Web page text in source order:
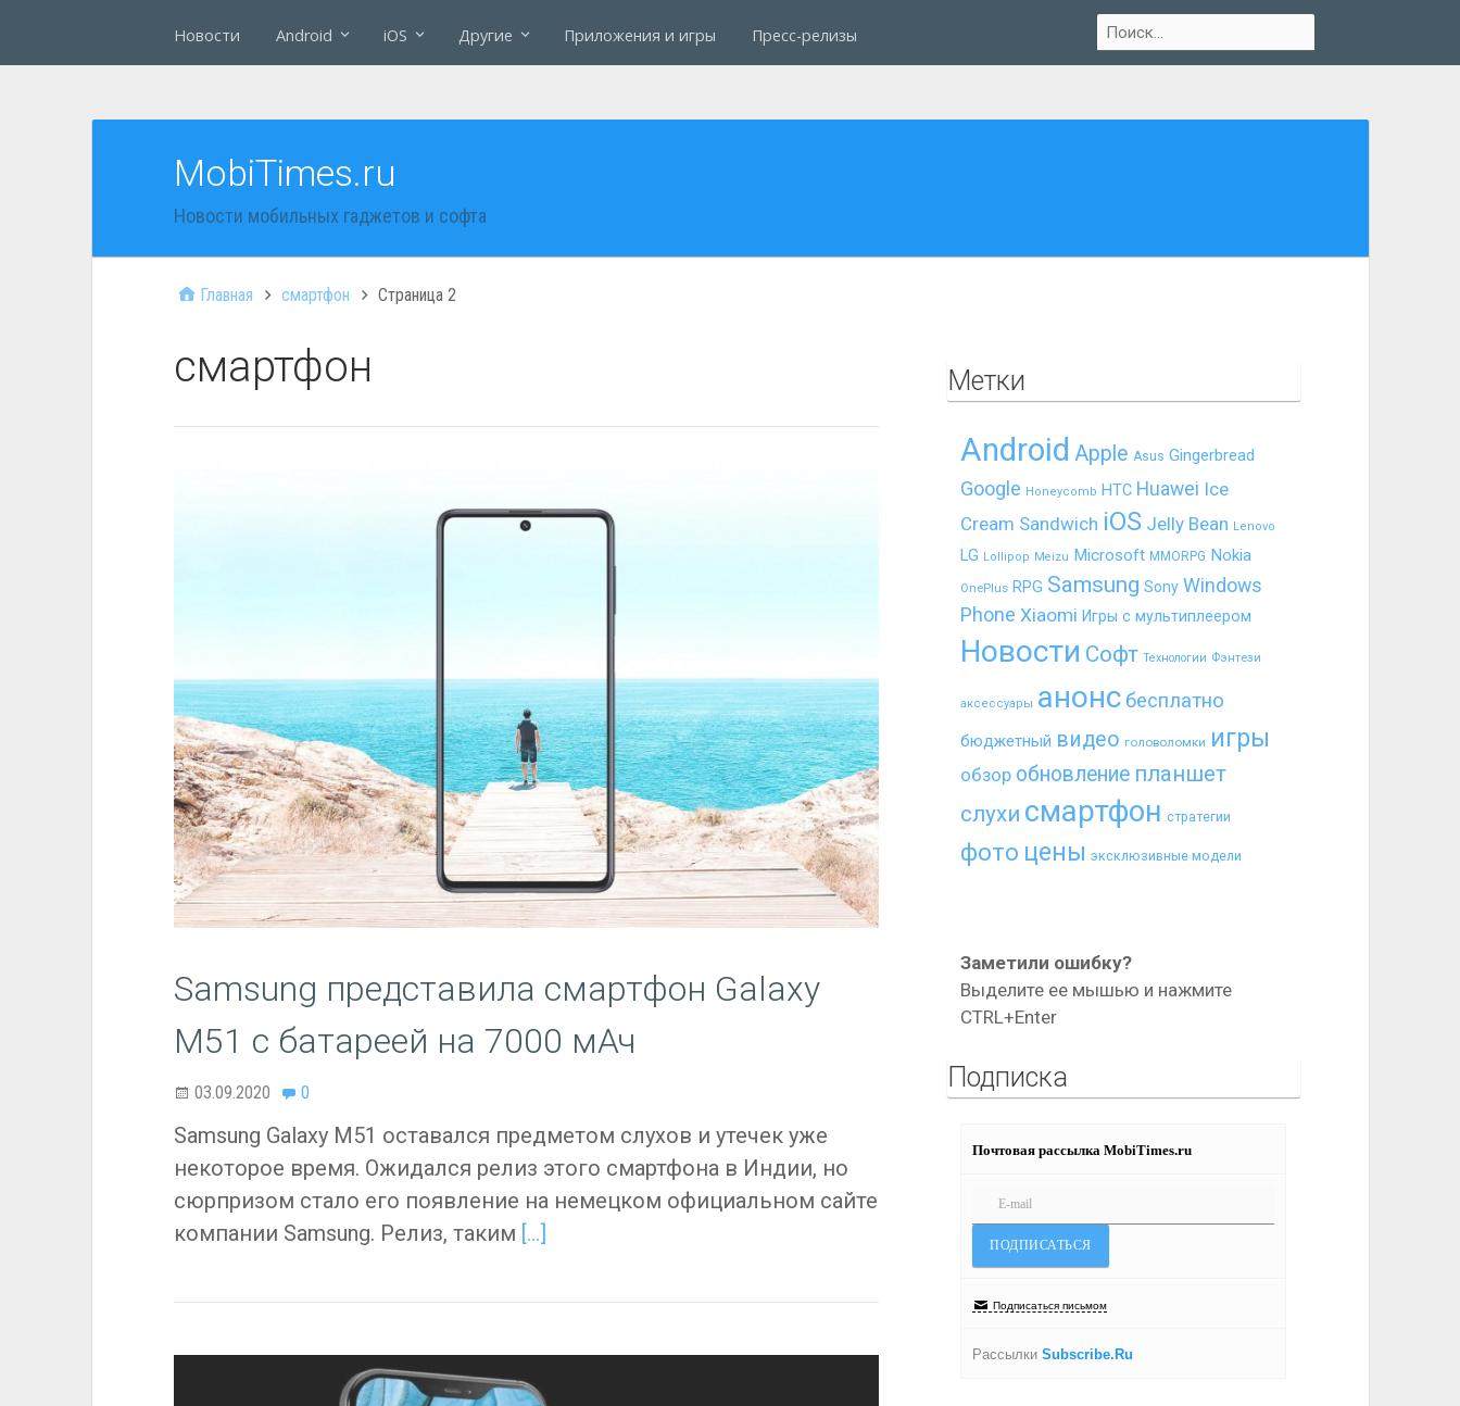
Новости Android iOS Другие Приложения и игры Пресс-релизы
MobiTimes.ru
Новости мобильных гаджетов и софта
Главная смартфон Страница 2
смартфон
Samsung представила смартфон Galaxy
M51 с батареей на 7000 мАч
03.09.2020 0
Samsung Galaxy M51 оставался предметом слухов и утечек уже
некоторое время. Ожидался релиз этого смартфона в Индии, но
сюрпризом стало его появление на немецком официальном сайте
компании Samsung. Релиз, таким […]
Метки
Android Apple Asus Gingerbread
Google Honeycomb HTC Huawei Ice
Cream Sandwich iOS Jelly Bean Lenovo
LG Lollipop Meizu Microsoft MMORPG Nokia
OnePlus RPG Samsung Sony Windows
Phone Xiaomi Игры с мультиплеером
Новости Софт Технологии Фэнтези
аксессуары анонс бесплатно
бюджетный видео головоломки игры
обзор обновление планшет
слухи смартфон стратегии
фото цены эксклюзивные модели
Заметили ошибку?
Выделите ее мышью и нажмите
CTRL+Enter
Подписка
Почтовая рассылка MobiTimes.ru
Подписаться письмом
РассылкиSubscribe.Ru